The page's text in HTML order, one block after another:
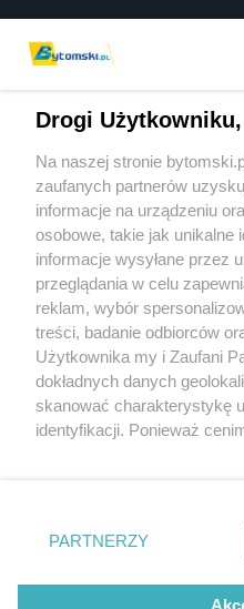
Wydawca mediów lokalnych
Nie zapomnij
zapoznać się z:
polityką prywatności
Twojemiasto
Piekary Śląskie
Chorzów
Tarnowskie Góry
Gliwice
Drogi Użytkowniku,
Na naszej stronie
zaufanych partnerów
informacje na urządzeniu
osobowe, takie jak unikalne
informacje wysyłane przez
przeglądania w celu
reklam, wybór
treści, badanie odbiorców
Użytkownika my i Zaufani
dokładnych danych
skanować charakterystykę
identyfikacji. Ponieważ
prywatności znajdujący się
. Niektóre rodzaje
zgody użytkownika, ale
takiemu przetwarzaniu.
PARTNERZY